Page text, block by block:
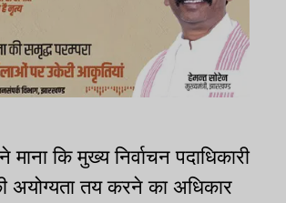
माना कि मुख्य निर्वाचन पदाधिकारी
अयोग्यता तय करने का अधिकार